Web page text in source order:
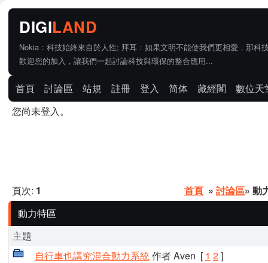
Nokia：科技始終來自於人性; 拜耳：如果文明不能使我們更相愛，那科
歡迎您的加入，讓我們一起討論科技與環保的整合應用...
首頁 討論區 站規 註冊 登入 简体 藏經閣
數位天
您尚未登入。
頁次: 1 首頁 » 討論區» 動
動力特區
主題
自行車也講究混合動力系統作者 Aven [ 1 2]